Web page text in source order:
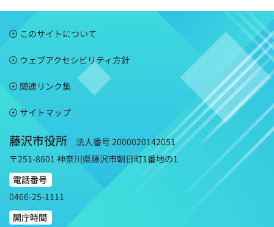
このサイトについて
ウェブアクセシビリティ方針
関連リンク集
サイトマップ
藤沢市役所
法人番号 2000020142051
〒251-8601 神奈川県藤沢市朝日町1番地の1
電話番号
0466-25-1111
開庁時間